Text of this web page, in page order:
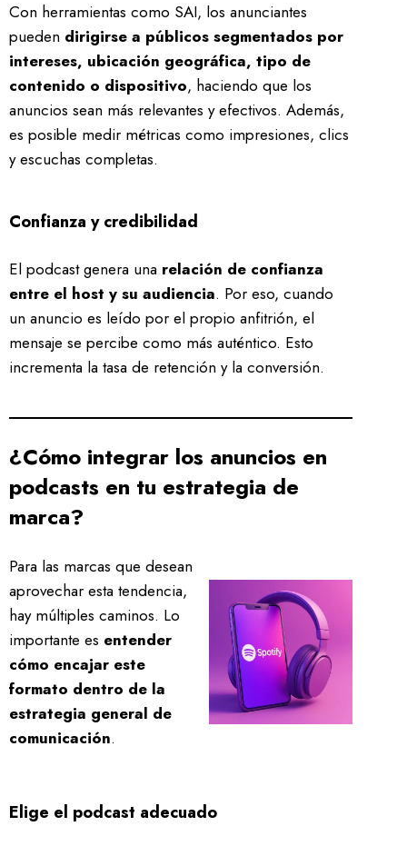
Con herramientas como SAI, los anunciantes
pueden dirigirse a públicos segmentados por
intereses, ubicación geográfica, tipo de
contenido o dispositivo, haciendo que los
anuncios sean más relevantes y efectivos. Además,
es posible medir métricas como impresiones, clics
y escuchas completas.
Confianza y credibilidad
El podcast genera una relación de confianza
entre el host y su audiencia. Por eso, cuando
un anuncio es leído por el propio anfitrión, el
mensaje se percibe como más auténtico. Esto
incrementa la tasa de retención y la conversión.
¿Cómo integrar los anuncios en
podcasts en tu estrategia de
marca?
Para las marcas que desean
aprovechar esta tendencia,
hay múltiples caminos. Lo
importante es entender
cómo encajar este
formato dentro de la
estrategia general de
comunicación.
Elige el podcast adecuado